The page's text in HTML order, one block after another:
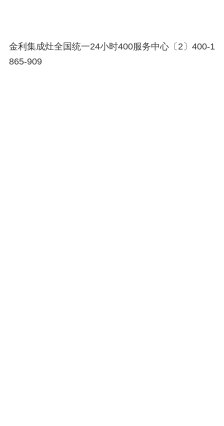
金利集成灶全国统一24小时400服务中心〔2〕400-1
865-909